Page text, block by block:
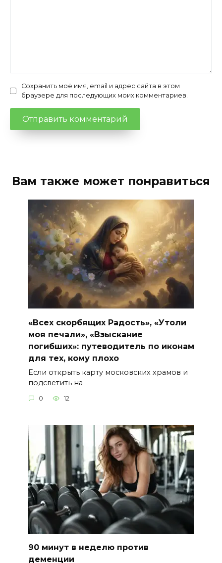
Сохранить моё имя, email и адрес сайта в этом
браузере для последующих моих комментариев.
Вам также может понравиться
«Всех скорбящих Радость», «Утоли
моя печали», «Взыскание
погибших»: путеводитель по иконам
для тех, кому плохо
Если открыть карту московских храмов и
подсветить на
0 12
90 минут в неделю против
деменции